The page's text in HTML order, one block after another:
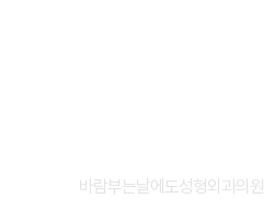
바람부는날에도성형외과의원